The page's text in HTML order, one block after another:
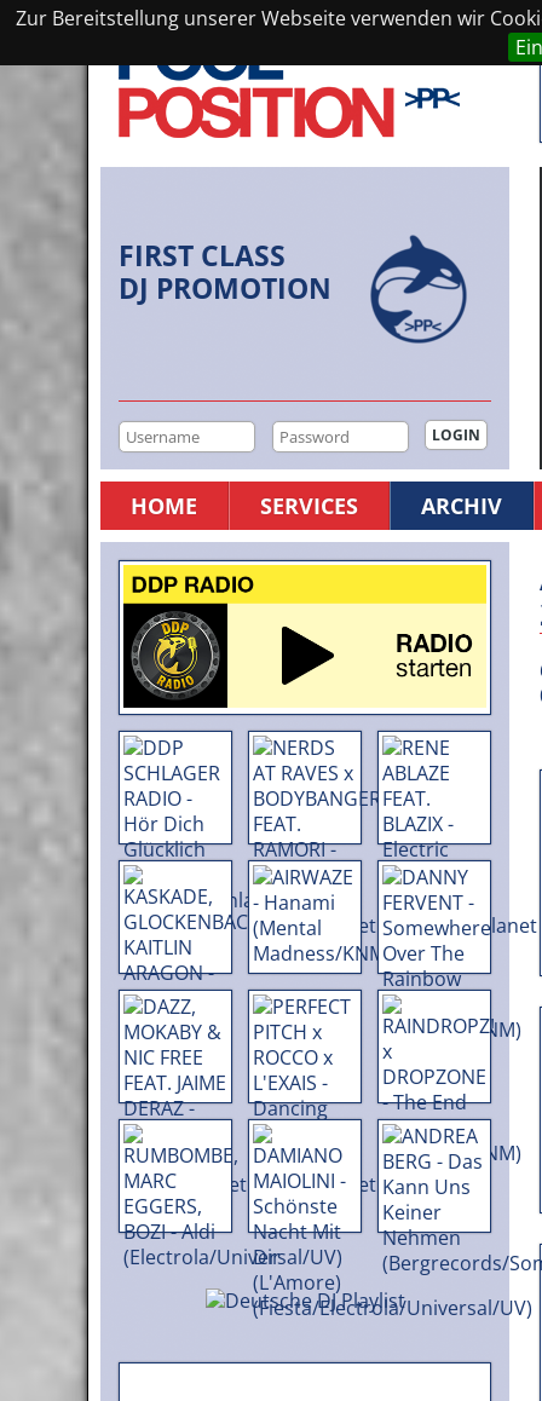
Zur Bereitstellung unserer Webseite verwenden wir
FIRST CLASS
DJ PROMOTION
HOME SERVICES ARCHIV